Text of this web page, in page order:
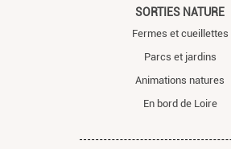
SORTIES NATURE
Fermes et cueillettes
Parcs et jardins
Animations natures
En bord de Loire